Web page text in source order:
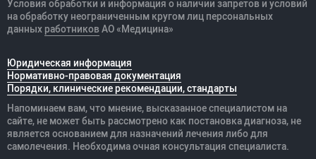
Условия обработки и информация о наличии запретов и условий
на обработку неограниченным кругом лиц персональных
данных работников АО «Медицина»
Юридическая информация
Нормативно-правовая документация
Порядки, клинические рекомендации, стандарты
Напоминаем вам, что мнение, высказанное специалистом на
сайте, не может быть рассмотрено как постановка диагноза, не
является основанием для назначений лечения либо для
самолечения. Необходима очная консультация специалиста.